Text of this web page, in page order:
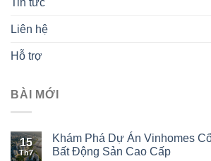
Tin tức
Liên hệ
Hỗ trợ
BÀI MỚI
15
Th7
Khám Phá Dự Án Vinhomes
Bất Động Sản Cao Cấp